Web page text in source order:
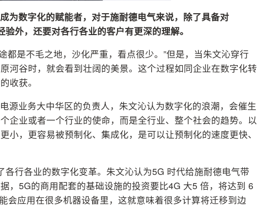
为数字化的赋能者，对于施耐德电气来说，除了具备对
外，还要对各行各业的客户有更深的理解。
都是不毛之地，沙化严重，看点很少。”但是，当朱文沁穿行
河谷时，就会看到壮阔的美景。这个过程如同企业在数字化转
收获。
源业务大中华区的负责人，朱文沁认为数字化的浪潮，会催生
企业或者一个行业的使命，而是全行业、整个社会的趋势。以
小，更容易被预制化、集成化，是可以让预制化的速度更快、
各行各业的数字化变革。朱文沁认为5G 时代给施耐德电气带
，5G的商用配套的基础设施的投资要比4G 大5 倍，将达到 6
会应用在很多机器设备里，这就意味着很多计算将迁移到边